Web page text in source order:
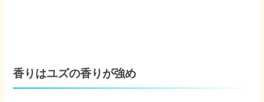
香りはユズの香りが強め